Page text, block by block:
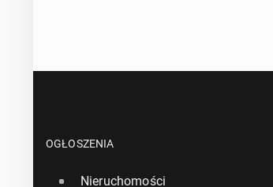
OGŁOSZENIA
Nieruchomości